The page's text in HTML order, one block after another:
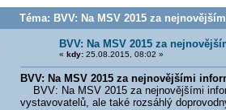
Téma: BVV: Na MSV 2015 za
BVV: Na MSV 2015 za
« kdy:25.08.2015, 08:02 »
BVV: Na MSV 2015 za nejnovějšími
BVV: Na MSV 2015 za nejnovějšími
vystavovatelů, ale také rozsáhlý